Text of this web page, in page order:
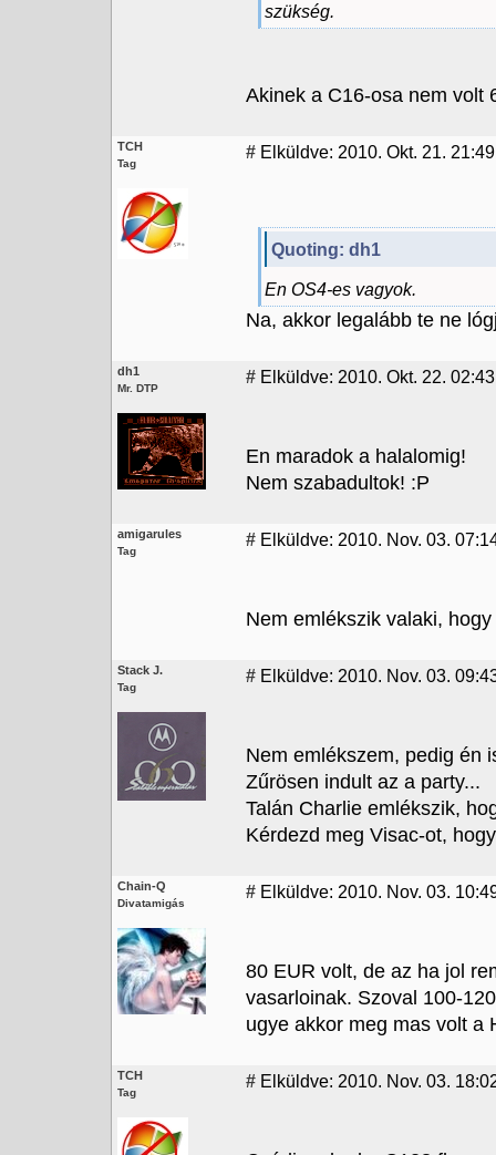
szükség.
Akinek a C16-osa nem volt
TCH
Tag
# Elküldve: 2010. Okt. 21. 21:49
Quoting: dh1
En OS4-es vagyok.
Na, akkor legalább te ne
dh1
Mr. DTP
# Elküldve: 2010. Okt. 22. 02:43
En maradok a halalomig!
Nem szabadultok! :P
amigarules
Tag
# Elküldve: 2010. Nov. 03.
Nem emlékszik valaki,
Stack J.
Tag
# Elküldve: 2010. Nov. 03.
Nem emlékszem, pedig én
Zűrösen indult az a party...
Talán Charlie emlékszik,
Kérdezd meg Visac-ot,
Chain-Q
Divatamigás
# Elküldve: 2010. Nov. 03.
80 EUR volt, de az ha jol
vasarloinak. Szoval 100-
ugye akkor meg mas volt a
TCH
Tag
# Elküldve: 2010. Nov. 03.